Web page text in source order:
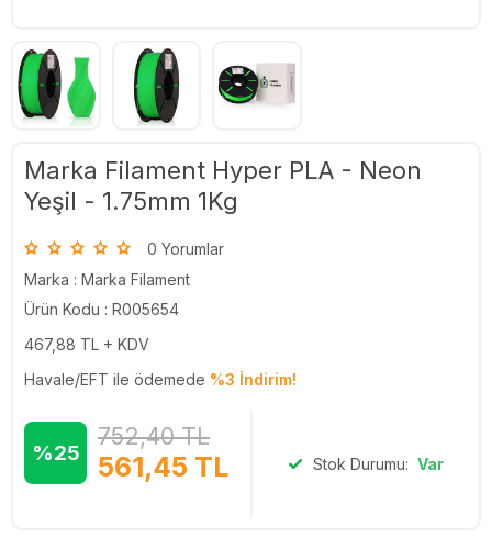
Marka Filament Hyper PLA - Neon
Yeşil - 1.75mm 1Kg
0 Yorumlar
Marka : Marka Filament
Ürün Kodu : R005654
467,88 TL + KDV
Havale/EFT ile ödemede %3 İndirim!
%25 561,45 TL
752,40TL
Stok Durumu: Var